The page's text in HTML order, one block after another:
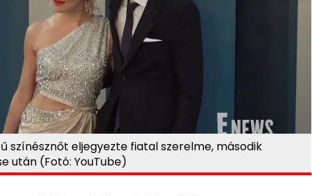
színésznőt eljegyezte fiatal szerelme, második
után (Fotó: YouTube)